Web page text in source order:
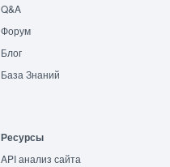
Q&A
Форум
Блог
База Знаний
Ресурсы
API анализ сайта